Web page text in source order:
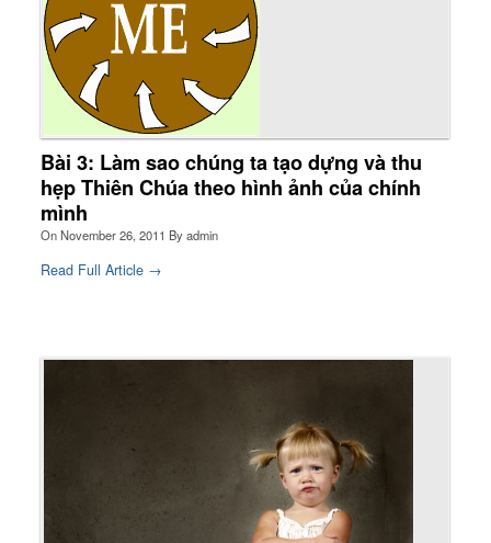
Bài 3: Làm sao chúng ta tạo dựng và thu
hẹp Thiên Chúa theo hình ảnh của chính
mình
OnNovember 26, 2011 Byadmin
Read Full Article →